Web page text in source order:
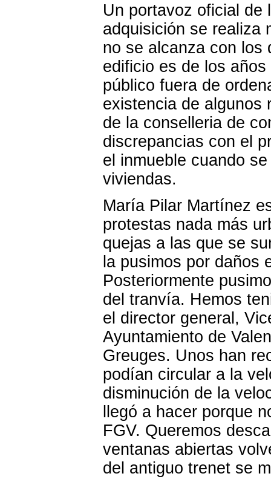
Un portavoz oficial de
adquisición se realiza
no se alcanza con los
edificio es de los
público fuera de
existencia de algunos
de la conselleria de
discrepancias con el
el inmueble cuando
viviendas.
María Pilar Martínez
protestas nada más
quejas a las que se
la pusimos por daños
Posteriormente
del tranvía. Hemos
el director general,
Ayuntamiento de
Greuges. Unos han
podían circular a la
disminución de la
llegó a hacer porque
FGV. Queremos
ventanas abiertas
del antiguo trenet se